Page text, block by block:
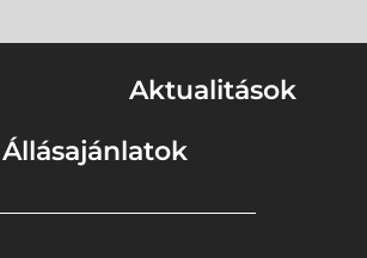
Aktualitások
Állásajánlatok